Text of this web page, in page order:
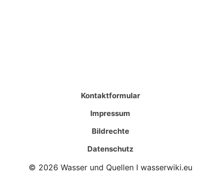
Kontaktformular
Impressum
Bildrechte
Datenschutz
© 2026 Wasser und Quellen I wasserwiki.eu